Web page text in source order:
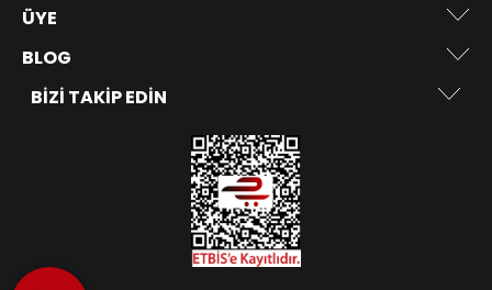
ÜYE
BLOG
BIZI TAKIP EDIN